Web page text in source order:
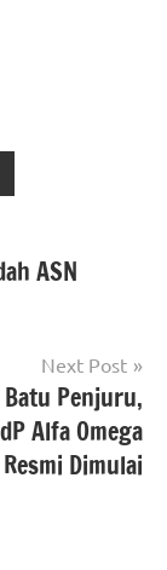
ASN
Next Post
Penjuru,
Alfa Omega
Dimulai